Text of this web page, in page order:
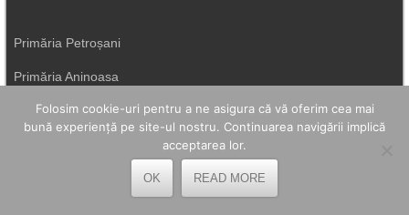
Primăria Petroșani
Primăria Aninoasa
Primăria Lupeni
Direcția de Sănătate Hunedoara
Folosim cookie-uri pentru a ne asigura că vă oferim cea mai
bună experiență pe site-ul nostru. Continuarea navigării implică
acceptarea lor.
OK READ MORE